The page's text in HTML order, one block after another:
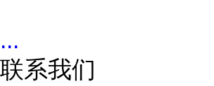
...
联系我们